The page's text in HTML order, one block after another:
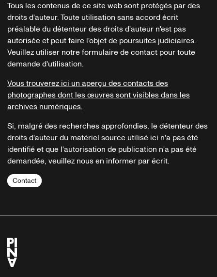
Tous les contenus de ce site web sont protégés par des
droits d'auteur. Toute utilisation sans accord écrit
préalable du détenteur des droits d'auteur n'est pas
autorisée et peut faire l'objet de poursuites judiciaires.
Veuillez utiliser notre formulaire de contact pour toute
demande d'utilisation.
Vous trouverez ici un aperçu des contacts des
photographes dont les œuvres sont visibles dans les
archives numériques.
Si, malgré des recherches approfondies, le détenteur des
droits d'auteur du matériel source utilisé ici n'a pas été
identifié et que l'autorisation de publication n'a pas été
demandée, veuillez nous en informer par écrit.
Contact